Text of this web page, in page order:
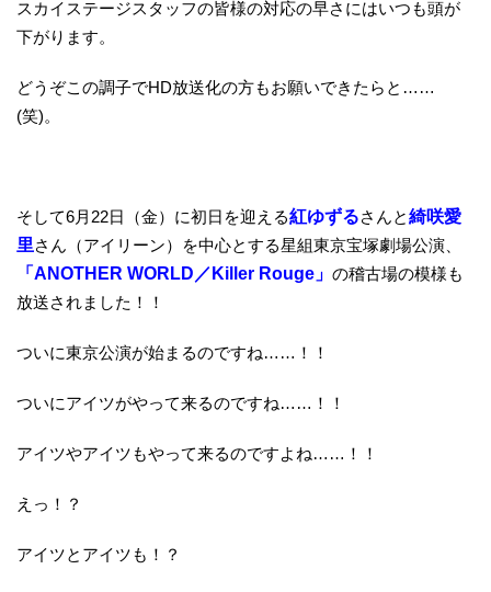
スカイステージスタッフの皆様の対応の早さにはいつも頭が
下がります。
どうぞこの調子でHD放送化の方もお願いできたらと……
(笑)。
そして6月22日（金）に初日を迎える紅ゆずるさんと綺咲愛
里さん（アイリーン）を中心とする星組東京宝塚劇場公演、
「ANOTHER WORLD／Killer Rouge」 の稽古場の模様も
放送されました！！
ついに東京公演が始まるのですね……！！
ついにアイツがやって来るのですね……！！
アイツやアイツもやって来るのですよね……！！
えっ！？
アイツとアイツも！？